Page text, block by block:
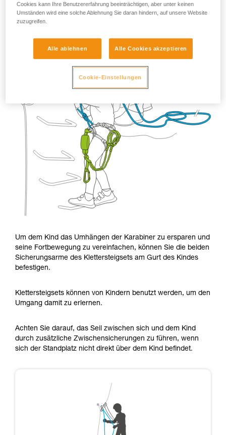
Um dem Kind das Umhängen der Karabiner zu ersparen und
seine Fortbewegung zu vereinfachen, können Sie die beiden
Sicherungsarme des Klettersteigsets am Gurt des Kindes
befestigen.
Klettersteigsets können von Kindern benutzt werden, um den
Umgang damit zu erlernen.
Achten Sie darauf, das Seil zwischen sich und dem Kind
durch zusätzliche Zwischensicherungen zu führen, wenn
sich der Standplatz nicht direkt über dem Kind befindet.
Cookies kann Ihre Benutzererfahrung beeinträchtigen, aber unter keinen
Umständen wird eine solche Ablehnung Sie daran hindern, auf unsere Website
zuzugreifen.
Alle ablehnen Alle Cookies akzeptieren
Cookie-Einstellungen